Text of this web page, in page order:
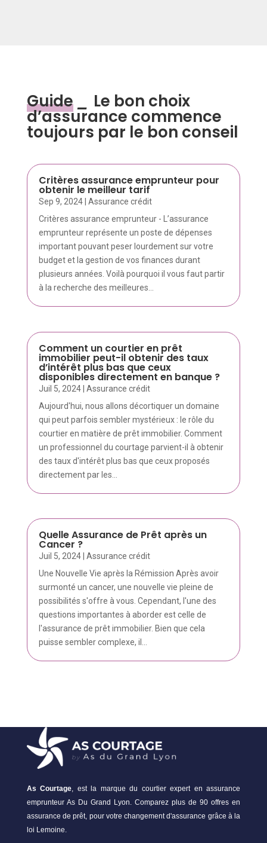
Guide _ Le bon choix
d’assurance commence
toujours par le bon conseil
Critères assurance emprunteur pour
obtenir le meilleur tarif
Sep 9, 2024| Assurance crédit
Critères assurance emprunteur - L’assurance
emprunteur représente un poste de dépenses
important pouvant peser lourdement sur votre
budget et la gestion de vos finances durant
plusieurs années. Voilà pourquoi il vous faut partir
à la recherche des meilleures...
Comment un courtier en prêt
immobilier peut-il obtenir des taux
d’intérêt plus bas que ceux
disponibles directement en banque ?
Juil 5, 2024| Assurance crédit
Aujourd'hui, nous allons décortiquer un domaine
qui peut parfois sembler mystérieux : le rôle du
courtier en matière de prêt immobilier. Comment
un professionnel du courtage parvient-il à obtenir
des taux d'intérêt plus bas que ceux proposés
directement par les...
Quelle Assurance de Prêt après un
Cancer ?
Juil 5, 2024| Assurance crédit
Une Nouvelle Vie après la Rémission Après avoir
surmonté un cancer, une nouvelle vie pleine de
possibilités s'offre à vous. Cependant, l'une des
questions importantes à aborder est celle de
l'assurance de prêt immobilier. Bien que cela
puisse sembler complexe, il...
As Courtage, est la marque du courtier expert en assurance
emprunteur As Du Grand Lyon. Comparez plus de 90 offres en
assurance de prêt, pour votre changement d'assurance grâce à la
loi Lemoine.